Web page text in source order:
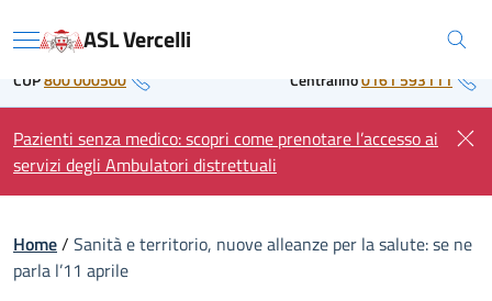
to Regione Piemonte
Menu ASL Vercelli
CUP800 000500 Centralino0161 593111
Pazienti senza medico: scopri come prenotare l’accesso ai
servizi degli Ambulatori distrettuali
Home/ Sanità e territorio, nuove alleanze per la salute: se ne
parla l’11 aprile